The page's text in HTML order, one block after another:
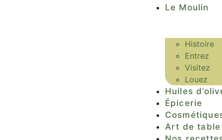
Le Moulin
Histoire
Entrez
Visitez
Louez
Huiles
Épicerie
Art de table